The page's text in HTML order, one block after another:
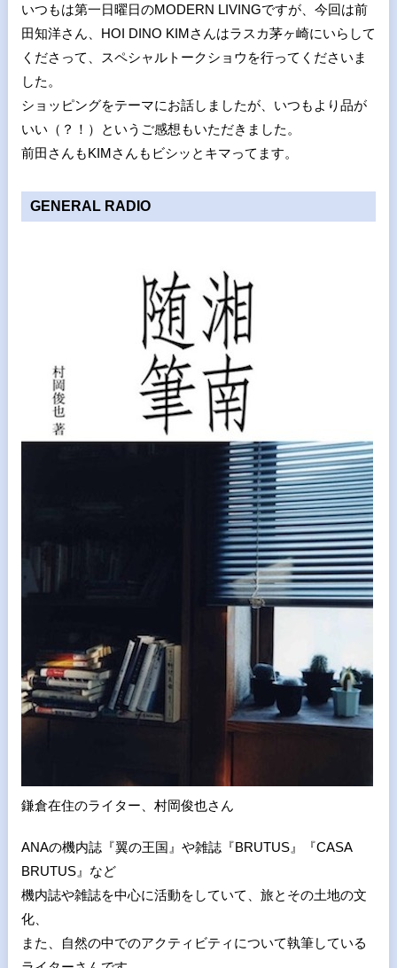
いつもは第一日曜日のMODERN LIVINGですが、今回は前
田知洋さん、HOI DINO KIMさんはラスカ茅ヶ崎にいらして
くださって、スペシャルトークショウを行ってくださいま
した。
ショッピングをテーマにお話しましたが、いつもより品が
いい（？！）というご感想もいただきました。
前田さんもKIMさんもビシッとキマってます。
GENERAL RADIO
鎌倉在住のライター、村岡俊也さん
ANAの機内誌『翼の王国』や雑誌『BRUTUS』『CASA
BRUTUS』など
機内誌や雑誌を中心に活動をしていて、旅とその土地の文
化、
また、自然の中でのアクティビティについて執筆している